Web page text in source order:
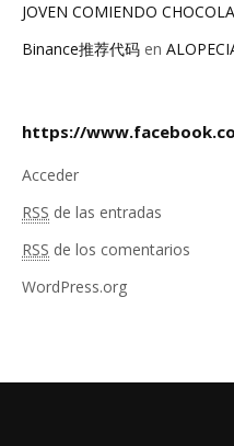
JOVEN COMIENDO
Binance推荐代码 en
https://
Acceder
RSS de las entradas
RSS de los comentarios
WordPress.org